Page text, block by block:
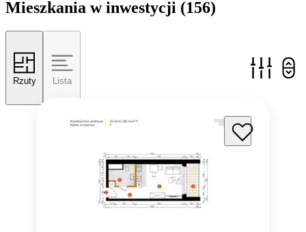
Mieszkania w inwestycji (156)
Rzuty Lista